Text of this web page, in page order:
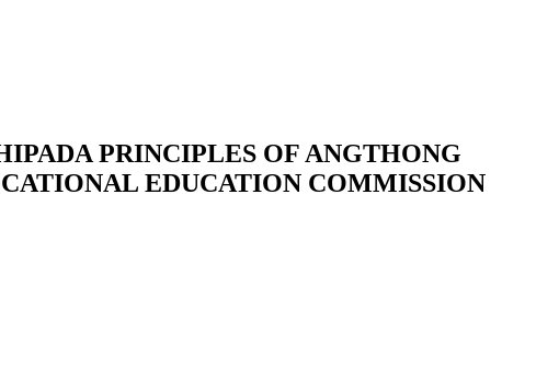
PRINCIPLES OF ANGTHONG
EDUCATION COMMISSION